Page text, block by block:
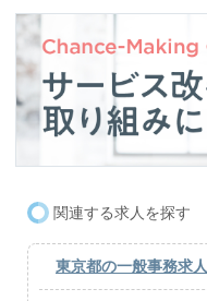
関連する求人を探す
東京都の一般事務求人